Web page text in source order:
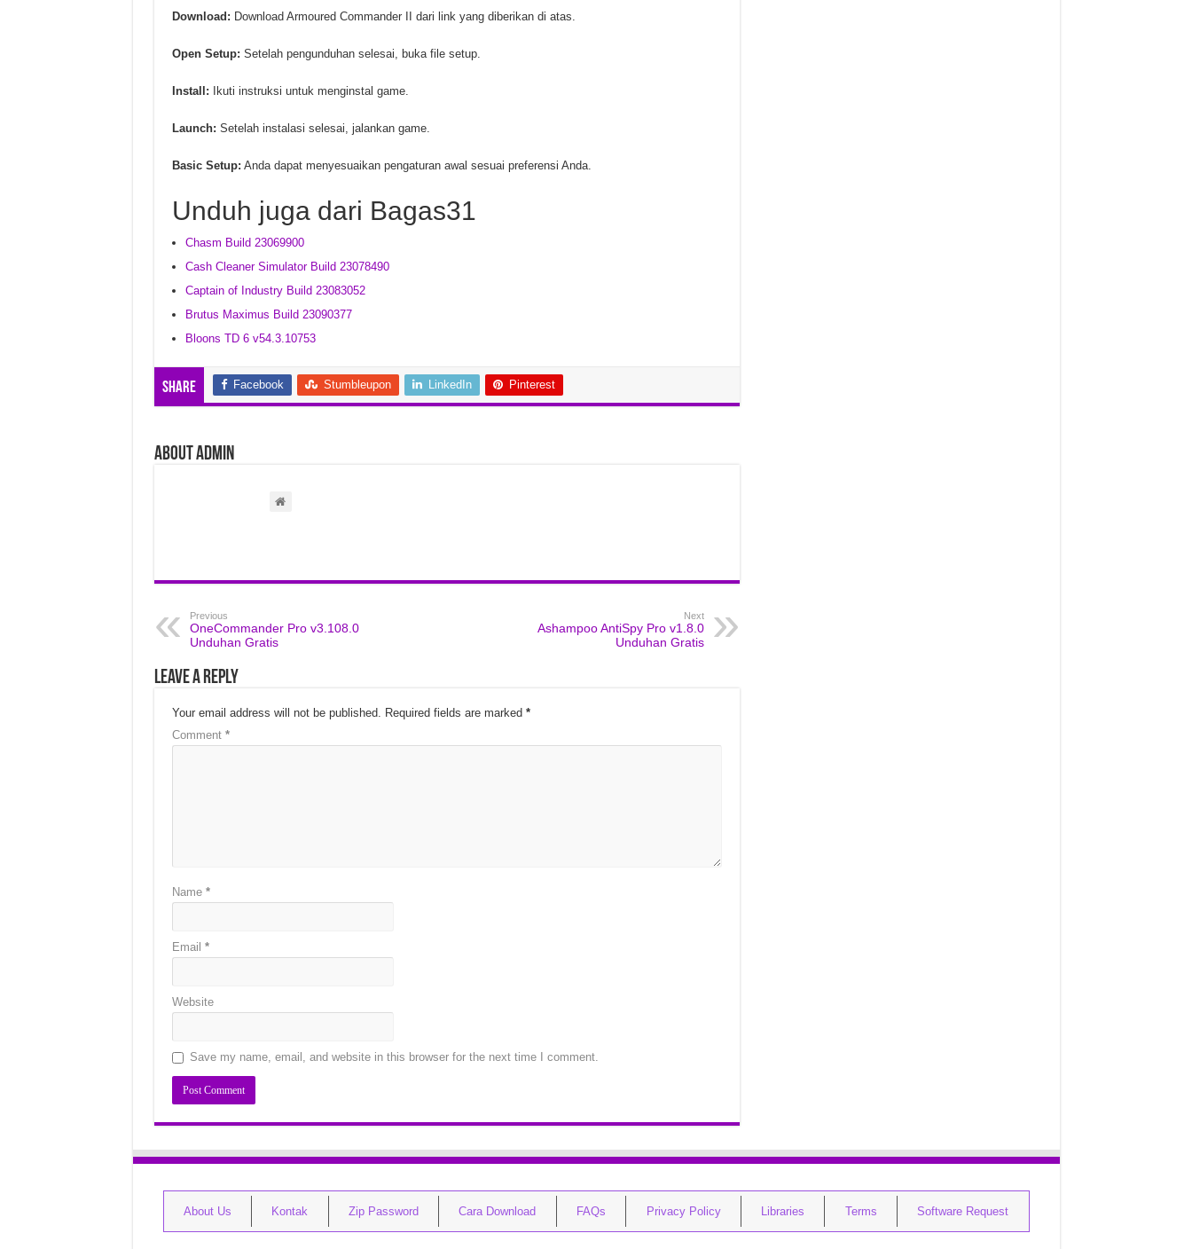
Download: Download Armoured Commander II dari link yang diberikan di atas.
Open Setup: Setelah pengunduhan selesai, buka file setup.
Install: Ikuti instruksi untuk menginstal game.
Launch: Setelah instalasi selesai, jalankan game.
Basic Setup: Anda dapat menyesuaikan pengaturan awal sesuai preferensi Anda.
Unduh juga dari Bagas31
Chasm Build 23069900
Cash Cleaner Simulator Build 23078490
Captain of Industry Build 23083052
Brutus Maximus Build 23090377
Bloons TD 6 v54.3.10753
Share Facebook Stumbleupon LinkedIn Pinterest
About admin
Previous
OneCommander Pro v3.108.0
Unduhan Gratis
Next
Ashampoo AntiSpy Pro v1.8.0
Unduhan Gratis
Leave a Reply
Your email address will not be published. Required fields are marked *
Comment *
Name *
Email *
Website
Save my name, email, and website in this browser for the next time I comment.
About Us Kontak Zip Password Cara Download FAQs Privacy Policy Libraries Terms Software Request